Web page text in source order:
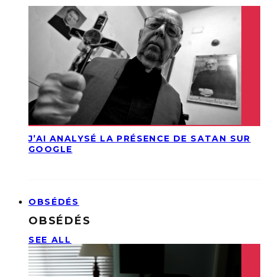
J’AI ANALYSÉ LA PRÉSENCE DE SATAN SUR
GOOGLE
OBSÉDÉS
OBSÉDÉS
SEE ALL